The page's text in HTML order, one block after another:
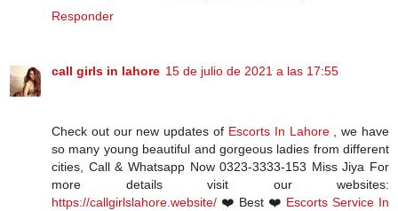
Responder
call girls in lahore 15 de julio de 2021 a las 17:55
Check out our new updates of Escorts In Lahore , we have
so many young beautiful and gorgeous ladies from different
cities, Call & Whatsapp Now 0323-3333-153 Miss Jiya For
more details visit our websites:
https://callgirlslahore.website/ ❤️ Best ❤️ Escorts Service In